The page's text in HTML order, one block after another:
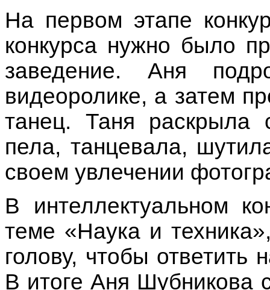
На первом этапе
конкурса нужно было
заведение. Аня
видеоролике, а затем
танец. Таня раскрыла
пела, танцевала,
своем увлечении
В интеллектуальном
теме «Наука и
голову, чтобы
В итоге Аня Шубникова